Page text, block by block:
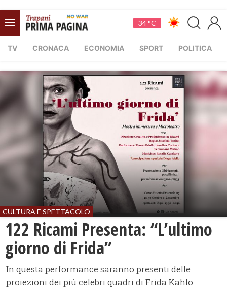
34 °C
TV CRONACA ECONOMIA SPORT POLITICA
CULTURA E SPETTACOLO
122 Ricami Presenta: “L’ultimo
giorno di Frida”
In questa performance saranno presenti delle
proiezioni dei più celebri quadri di Frida Kahlo